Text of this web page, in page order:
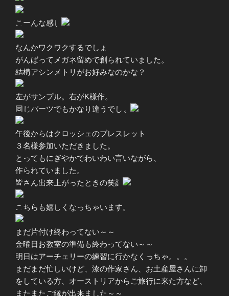
こーんな感じ
なんかワクワクするでしょ
がんばってメガネ留めで創られていました。
結構アシンメトリがお好みなのかな？
左がサンプル。右がK様作。
同じパーツでもかなり違うでしょ
午後からはクロッシェのブレスレット
３名様参加いただきました。
とってもにぎやかでわいわい言いながら、
作られていました。
皆さん出来上がったときの笑顔
こちらも嬉しくなっちゃいます。
まだ片付け終わってない～～
金曜日お教室の準備も終わってない～～
明日はアーチェリーの練習に行かなくっちゃ。。。
まだまだ忙しいけど、漆の作家さん、お土産屋さんに卸
をしている方、オーストリアからご旅行に来た方など、
またまたご縁が出来ました～～